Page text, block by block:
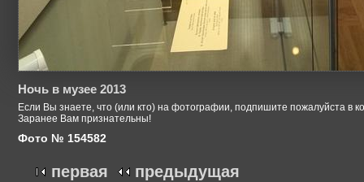
Ночь в музее 2013
Если Вы знаете, что (или кто) на фотографии, подпишите пожалуйста в
Заранее Вам признательны!
Фото № 154582
первая предыдущая